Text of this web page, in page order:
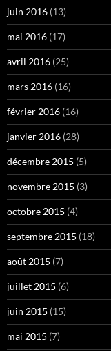
juin 2016 (13)
mai 2016 (17)
avril 2016 (25)
mars 2016 (16)
février 2016 (16)
janvier 2016 (28)
décembre 2015 (5)
novembre 2015 (3)
octobre 2015 (4)
septembre 2015 (18)
août 2015 (7)
juillet 2015 (6)
juin 2015 (15)
mai 2015 (7)